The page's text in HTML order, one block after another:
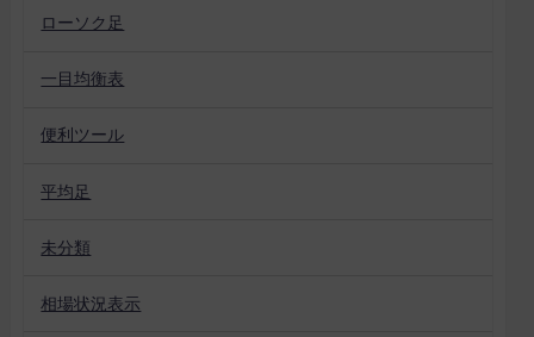
ローソク足
一目均衡表
便利ツール
平均足
未分類
相場状況表示